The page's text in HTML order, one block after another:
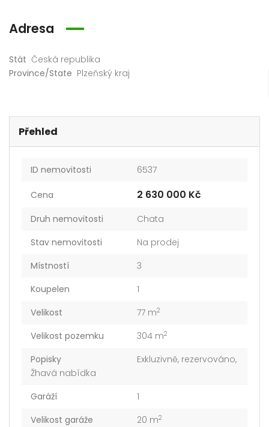
Adresa
Stát Česká republika
Province/State Plzeňský kraj
Přehled
ID nemovitosti 6537
Cena 2 630 000 Kč
Druh nemovitosti
Chata
Stav nemovitosti
Na prodej
Místností
3
Koupelen
1
Velikost
77 m2
Velikost pozemku 304 m2
Popisky Exkluzivně, rezervováno,
Žhavá nabídka
Garáží
1
Velikost garáže
20 m2